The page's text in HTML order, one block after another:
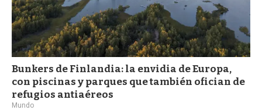
Bunkers de Finlandia: la envidia de Europa,
con piscinas y parques que también ofician de
refugios antiaéreos
Mundo